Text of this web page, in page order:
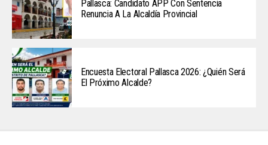
Pallasca: Candidato APP Con Sentencia
Renuncia A La Alcaldía Provincial
Encuesta Electoral Pallasca 2026: ¿Quién Será
El Próximo Alcalde?